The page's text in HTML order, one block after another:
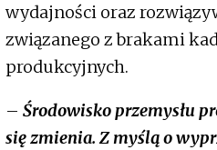
wydajności oraz
związanego z brakami
produkcyjnych.
– Środowisko przemysłu
się zmienia. Z myślą o